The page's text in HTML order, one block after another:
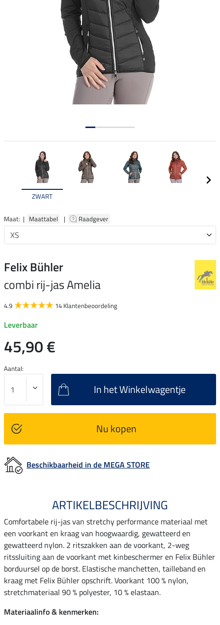
ZWART
Maat: | Maattabel | Raadgever
Felix Bühler
combi rij-jas Amelia
4.9 14 Klantenbeoordeling
Leverbaar
45,90 €
Aantal:
In het Winkelwagentje
Nu kopen
Beschikbaarheid in de MEGA STORE
ARTIKELBESCHRIJVING
Comfortabele rij-jas van stretchy performance materiaal met
een voorkant en kraag van hoogwaardig, gewatteerd en
gewatteerd nylon. 2 ritszakken aan de voorkant, 2-weg
ritssluiting aan de voorkant met kinbeschermer en Felix Bühler
borduursel op de borst. Elastische manchetten, tailleband en
kraag met Felix Bühler opschrift. Voorkant 100 % nylon,
stretchmateriaal 90 % polyester, 10 % elastaan.
Materiaalinfo & kenmerken: